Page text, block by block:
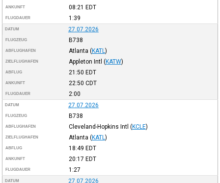
ANKUNFT 08:21 EDT
FLUGDAUER 1:39
DATUM 27.07.2026
FLUGZEUG B738
ABFLUGHAFEN Atlanta (KATL )
ZIELFLUGHAFEN Appleton Intl (KATW)
ABFLUG 21:50 EDT
ANKUNFT 22:50 CDT
FLUGDAUER 2:00
DATUM 27.07.2026
FLUGZEUG B738
ABFLUGHAFEN Cleveland-Hopkins Intl (KCLE)
ZIELFLUGHAFEN Atlanta (KATL )
ABFLUG 18:49 EDT
ANKUNFT 20:17 EDT
FLUGDAUER 1:27
DATUM 27.07.2026